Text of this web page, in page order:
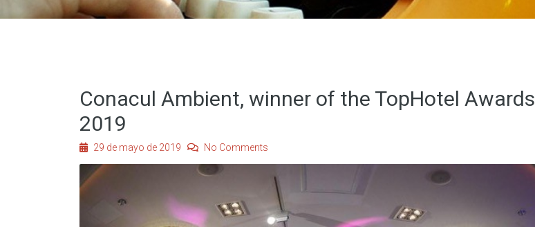
Conacul Ambient, winner of the TopHotel Awards
2019
29 de mayo de 2019 No Comments